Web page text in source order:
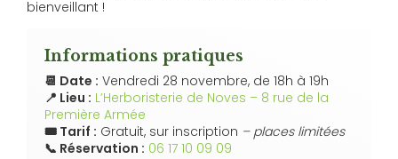
bienveillant !
Informations pratiques
📆 Date : Vendredi 28 novembre, de 18h à 19h
📍 Lieu : L’Herboristerie de Noves – 8 rue de la
Première Armée
🎟️ Tarif : Gratuit, sur inscription – places limitées
📞 Réservation : 06 17 10 09 09